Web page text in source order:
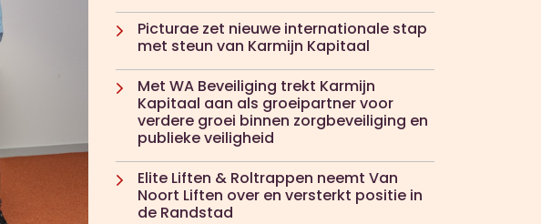
Picturae zet nieuwe internationale stap
met steun van Karmijn Kapitaal
Met WA Beveiliging trekt Karmijn
Kapitaal aan als groeipartner voor
verdere groei binnen zorgbeveiliging en
publieke veiligheid
Elite Liften & Roltrappen neemt Van
Noort Liften over en versterkt positie in
de Randstad